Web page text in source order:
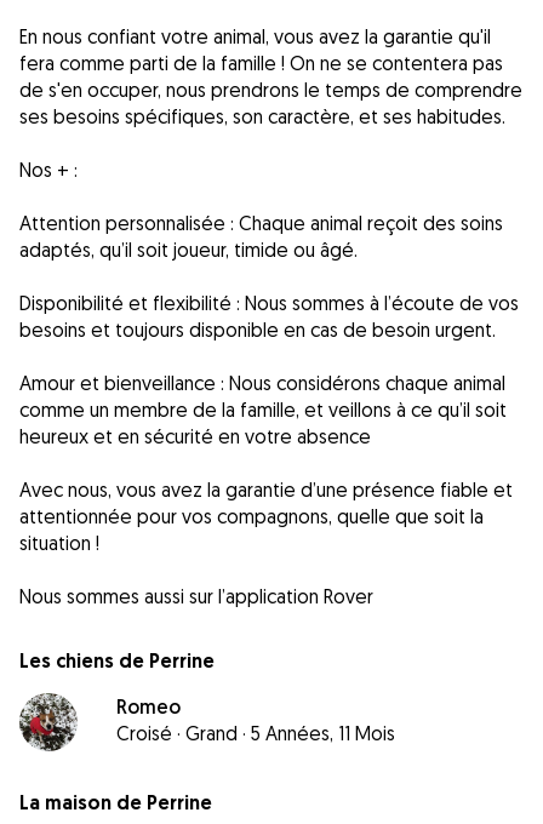
En nous confiant votre animal, vous avez la garantie qu'il
fera comme parti de la famille ! On ne se contentera pas
de s'en occuper, nous prendrons le temps de comprendre
ses besoins spécifiques, son caractère, et ses habitudes.
Nos + :
Attention personnalisée : Chaque animal reçoit des soins
adaptés, qu’il soit joueur, timide ou âgé.
Disponibilité et flexibilité : Nous sommes à l’écoute de vos
besoins et toujours disponible en cas de besoin urgent.
Amour et bienveillance : Nous considérons chaque animal
comme un membre de la famille, et veillons à ce qu’il soit
heureux et en sécurité en votre absence
Avec nous, vous avez la garantie d’une présence fiable et
attentionnée pour vos compagnons, quelle que soit la
situation !
Nous sommes aussi sur l’application Rover
Les chiens de Perrine
Romeo
Croisé · Grand · 5 Années, 11 Mois
La maison de Perrine